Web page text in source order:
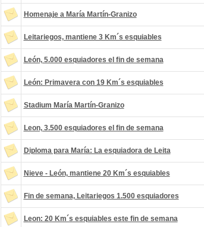
Homenaje a María Martín-Granizo
Leitariegos, mantiene 3 Km´s esquiables
León, 5.000 esquiadores el fin de semana
León: Primavera con 19 Km´s esquiables
Stadium María Martín-Granizo
Leon, 3.500 esquiadores el fin de semana
Diploma para María: La esquiadora de Leita
Nieve - León, mantiene 20 Km´s esquiables
Fin de semana, Leitariegos 1.500 esquiadores
Leon: 20 Km´s esquiables este fin de semana